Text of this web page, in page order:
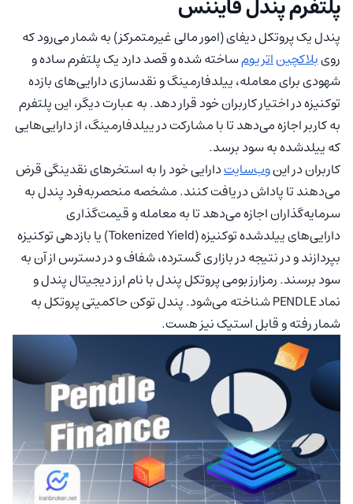
پلتفرم پندل فایننس
پندل یک پروتکل دیفای (امور مالی غیرمتمرکز) به شمار می‌رود که
رویبلاکچیناتریومساخته شده و قصد دارد یک پلتفرم ساده و
شهودی برای معامله، ییلدفارمینگ و نقدسازی دارایی‌های بازده
توکنیزه در اختیار کاربران خود قرار دهد. به عبارت دیگر، این پلتفرم
به کاربر اجازه می‌دهد تا با مشارکت در ییلدفارمینگ، از دارایی‌هایی
که ییلدشده به سود برسد.
کاربران در اینوب‌سایتدارایی خود را به استخرهای نقدینگی قرض
می‌دهند تا پاداش دریافت کنند. مشخصه منحصربه‌فرد پندل به
سرمایه‌گذاران اجازه می‌دهد تا به معامله و قیمت‌گذاری
دارایی‌های ییلدشده توکنیزه (Tokenized Yield) یا بازدهی توکنیزه
بپردازند و در نتیجه در بازاری گسترده، شفاف و در دسترس از آن به
سود برسند. رمزارز بومی پروتکل پندل با نام ارز دیجیتال پندل و
نماد PENDLE شناخته می‌شود. پندل توکن حاکمیتی پروتکل به
شمار رفته و قابل استیک نیز هست.